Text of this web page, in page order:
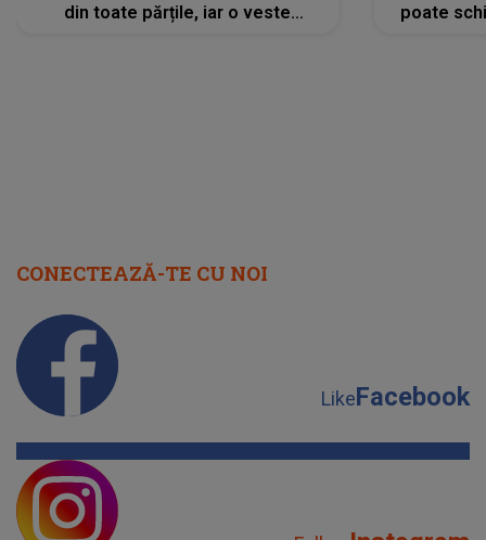
din toate părțile, iar o veste
poate
CONECTEAZĂ-TE CU NOI
LikeFacebook